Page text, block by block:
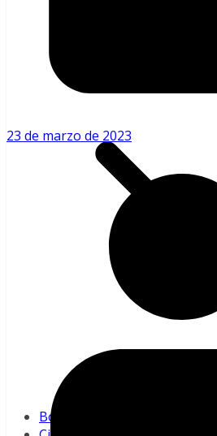
Boxeo
23 de marzo de 2023